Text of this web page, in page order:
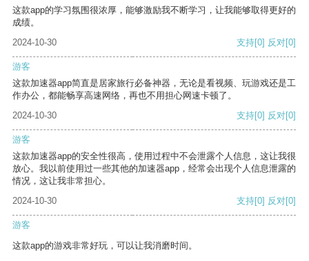
这款app的学习氛围很浓厚，能够激励我不断学习，让我能够取得更好的
成绩。
2024-10-30
支持[0] 反对[0]
游客
这款加速器app简直是居家旅行必备神器，无论是看视频、玩游戏还是工
作办公，都能畅享高速网络，再也不用担心网速卡顿了。
2024-10-30
支持[0] 反对[0]
游客
这款加速器app的安全性很高，使用过程中不会泄露个人信息，这让我很
放心。我以前使用过一些其他的加速器app，经常会出现个人信息泄露的
情况，这让我非常担心。
2024-10-30
支持[0] 反对[0]
游客
这款app的游戏非常好玩，可以让我消磨时间。